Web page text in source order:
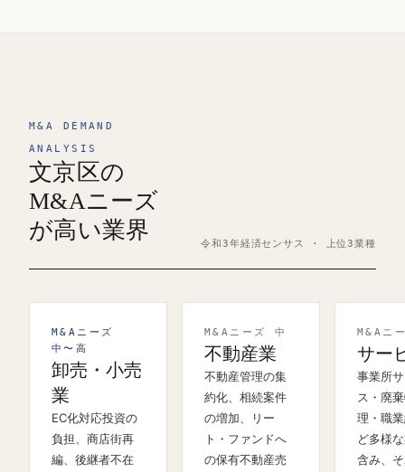
M&A DEMAND
ANALYSIS
文京区の
M&Aニーズ
が高い業界
令和3年経済センサス · 上位3業種
M&Aニーズ
中〜高
卸売・小売
業
EC化対応投資の
負担、商店街再
編、後継者不在
M&Aニーズ 中
不動産業
不動産管理の集
約化、相続案件
の増加、リー
ト・ファンドへ
の保有不動産売
M&Aニ
サー
事業所
ス・廃
理・職
ど多様
含み、